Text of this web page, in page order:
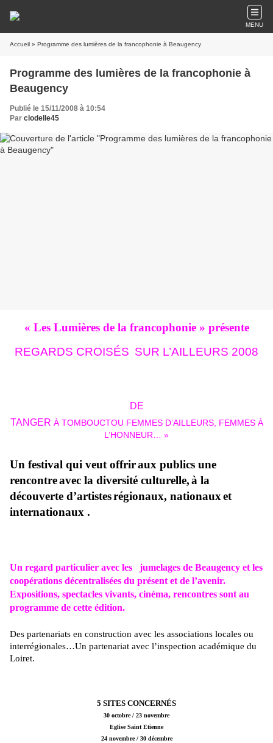
MENU
Accueil » Programme des lumières de la francophonie à Beaugency
Programme des lumières de la francophonie à
Beaugency
Publié le 15/11/2008 à 10:54
Par clodelle45
« Les Lumières de la francophonie » présente
REGARDS CROISÉS SUR L’AILLEURS 2008
DE
TANGER À TOMBOUCTOU FEMMES D’AILLEURS, FEMMES À
L’HONNEUR… »
Un festival qui veut offriraux publics une
rencontreavec la diversité culturelle,à la
découverte d’artistesrégionaux, nationauxet
internationaux .
Un regard particulier avec les
jumelages de Beaugency et les
coopérations décentralisées du présent et de l’avenir.
Expositions, spectacles vivants, cinéma, rencontres sont au
programme de cette édition.
Des partenariats en construction avec les associations locales ou
interrégionales…Un partenariat avec l’inspection académique du
Loiret.
5 SITES CONCERNÉS
30 octobre / 23 novembre
Eglise Saint Etienne
24 novembre / 30 décembre